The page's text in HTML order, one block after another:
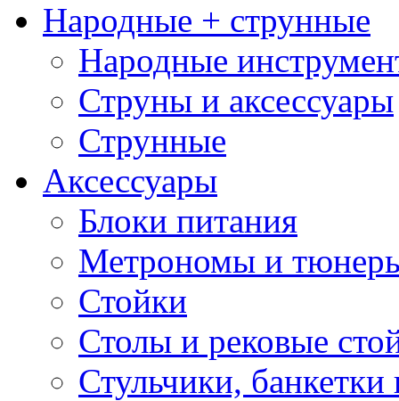
Народные + струнные
Народные
Струны и аксессуары
Струнные
Аксессуары
Блоки питания
Метрономы и
Стойки
Столы и рековые
Стульчики, банкетки